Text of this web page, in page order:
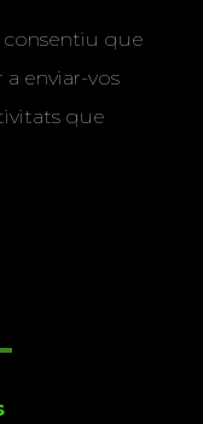
consentiu que
enviar-vos
que